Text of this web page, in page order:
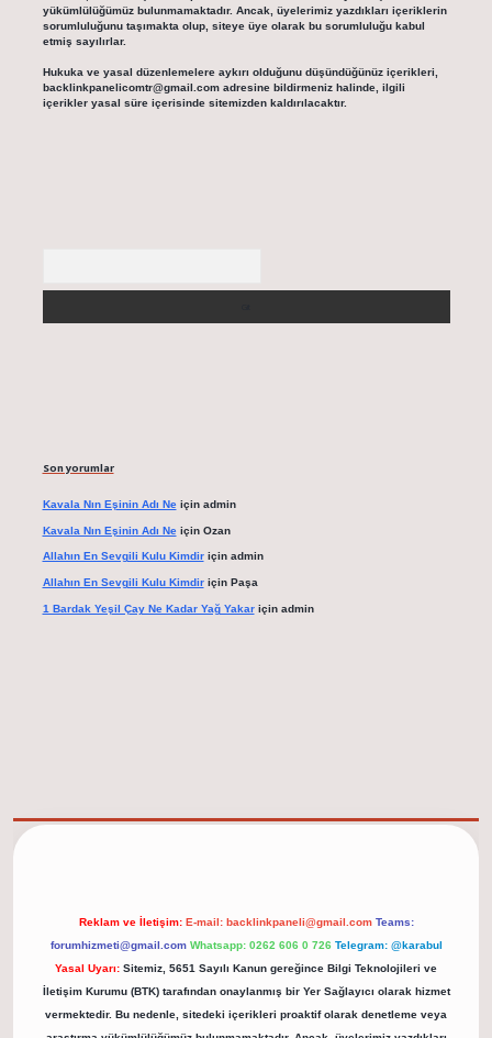
yükümlülüğümüz bulunmamaktadır. Ancak, üyelerimiz yazdıkları içeriklerin
sorumluluğunu taşımakta olup, siteye üye olarak bu sorumluluğu kabul
etmiş sayılırlar.
Hukuka ve yasal düzenlemelere aykırı olduğunu düşündüğünüz içerikleri,
backlinkpanelicomtr@gmail.comadresine bildirmeniz halinde, ilgili
içerikler yasal süre içerisinde sitemizden kaldırılacaktır.
Son yorumlar
Kavala Nın Eşinin Adı Neiçin admin
Kavala Nın Eşinin Adı Neiçin Ozan
Allahın En Sevgili Kulu Kimdiriçin admin
Allahın En Sevgili Kulu Kimdiriçin Paşa
1 Bardak Yeşil Çay Ne Kadar Yağ Yakariçin admin
Reklam ve İletişim: E-mail: backlinkpaneli@gmail.com Teams:
forumhizmeti@gmail.com Whatsapp: 0262 606 0 726 Telegram: @karabul
Yasal Uyarı: Sitemiz, 5651 Sayılı Kanun gereğince Bilgi Teknolojileri ve
İletişim Kurumu (BTK) tarafından onaylanmış bir Yer Sağlayıcı olarak hizmet
vermektedir. Bu nedenle, sitedeki içerikleri proaktif olarak denetleme veya